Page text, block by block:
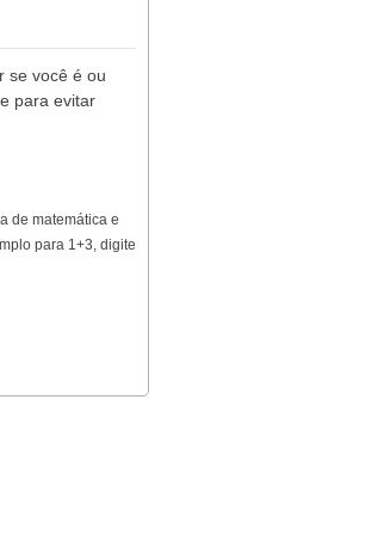
se você é ou
para evitar
de matemática e
para 1+3, digite